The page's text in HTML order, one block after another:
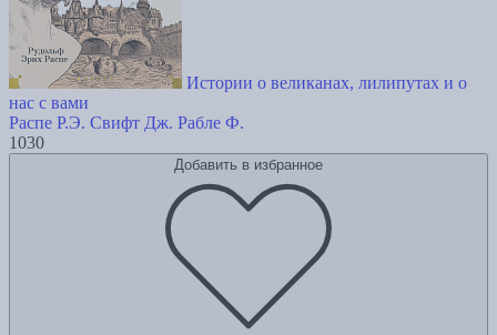
Истории о великанах, лилипутах и о
нас с вами
Распе Р.Э. Свифт Дж. Рабле Ф.
1030
Добавить в избранное